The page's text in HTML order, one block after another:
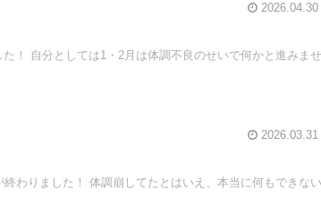
2026.04.30
！ 自分としては1・2月は体調不良のせいで何かと進みませ
2026.03.31
わりました！ 体調崩してたとはいえ、本当に何もできない